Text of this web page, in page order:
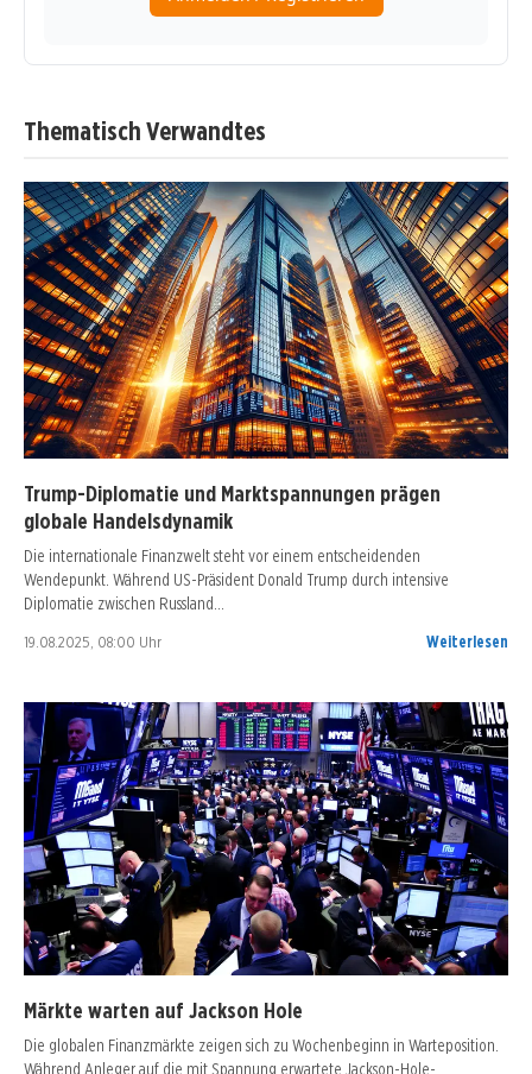
Thematisch Verwandtes
Trump-Diplomatie und Marktspannungen prägen
globale Handelsdynamik
Die internationale Finanzwelt steht vor einem entscheidenden
Wendepunkt. Während US-Präsident Donald Trump durch intensive
Diplomatie zwischen Russland…
19.08.2025, 08:00 Uhr Weiterlesen
Märkte warten auf Jackson Hole
Die globalen Finanzmärkte zeigen sich zu Wochenbeginn in Warteposition.
Während Anleger auf die mit Spannung erwartete Jackson-Hole-